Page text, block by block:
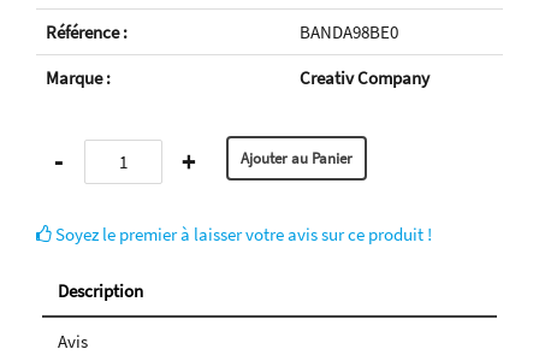
Référence :
BANDA98BE0
Marque :
Creativ Company
- +
Soyez le premier à laisser votre avis sur ce produit !
Description
Avis